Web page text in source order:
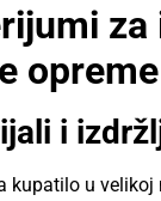
za
opreme
i
kupatilo u velikoj